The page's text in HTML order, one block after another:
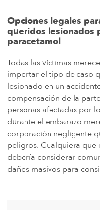
Opciones legales
queridos lesionados
paracetamol
Todas las víctimas
importar el tipo de caso
lesionado en un
compensación de la
personas afectadas por
durante el embarazo
corporación negligente
peligros. Cualquiera que
debería considerar
daños masivos para